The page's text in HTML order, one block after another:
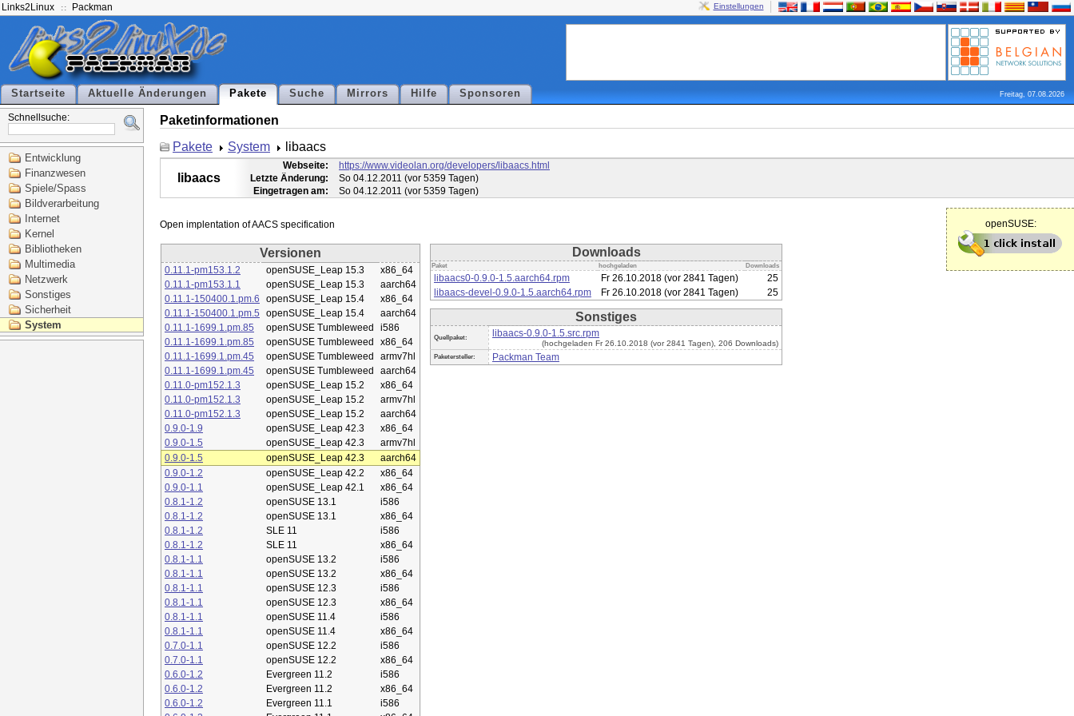
Links2Linux Packman Einstellungen
Startseite Aktuelle Änderungen Pakete Suche Mirrors Hilfe Sponsoren Freitag, 07.08.2026
Schnellsuche:
Entwicklung
Finanzwesen
Spiele/Spass
Bildverarbeitung
Internet
Kernel
Bibliotheken
Multimedia
Netzwerk
Sonstiges
Sicherheit
System
Paketinformationen
Pakete
System libaacs
libaacs
Webseite:
https://www.videolan.org/developers/libaacs.html
Letzte Änderung:
So 04.12.2011 (vor 5359 Tagen)
Eingetragen am:
So 04.12.2011 (vor 5359 Tagen)
openSUSE:
Versionen
0.11.1-pm153.1.2 openSUSE_Leap 15.3
x86_64
0.11.1-pm153.1.1
openSUSE_Leap 15.3
aarch64
0.11.1-150400.1.pm.6
openSUSE_Leap 15.4
x86_64
0.11.1-150400.1.pm.5
openSUSE_Leap 15.4
aarch64
0.11.1-1699.1.pm.85
openSUSE Tumbleweed
i586
0.11.1-1699.1.pm.85
openSUSE Tumbleweed
x86_64
0.11.1-1699.1.pm.45
openSUSE Tumbleweed
armv7hl
0.11.1-1699.1.pm.45
openSUSE Tumbleweed
aarch64
0.11.0-pm152.1.3
openSUSE_Leap 15.2
x86_64
0.11.0-pm152.1.3
openSUSE_Leap 15.2
armv7hl
0.11.0-pm152.1.3
openSUSE_Leap 15.2
aarch64
0.9.0-1.9
openSUSE_Leap 42.3
x86_64
0.9.0-1.5
openSUSE_Leap 42.3
armv7hl
0.9.0-1.5
openSUSE_Leap 42.3
aarch64
0.9.0-1.2
openSUSE_Leap 42.2
x86_64
0.9.0-1.1
openSUSE_Leap 42.1
x86_64
0.8.1-1.2
openSUSE 13.1
i586
0.8.1-1.2
openSUSE 13.1
x86_64
0.8.1-1.2
SLE 11
i586
0.8.1-1.2
SLE 11
x86_64
0.8.1-1.1
openSUSE 13.2
i586
0.8.1-1.1
openSUSE 13.2
x86_64
0.8.1-1.1
openSUSE 12.3
i586
0.8.1-1.1
openSUSE 12.3
x86_64
0.8.1-1.1
openSUSE 11.4
i586
0.8.1-1.1
openSUSE 11.4
x86_64
0.7.0-1.1
openSUSE 12.2
i586
0.7.0-1.1
openSUSE 12.2
x86_64
0.6.0-1.2
Evergreen 11.2
i586
0.6.0-1.2
Evergreen 11.2
x86_64
0.6.0-1.2
Evergreen 11.1
i586
Downloads
Paket hochgeladen Downloads
libaacs0-0.9.0-1.5.aarch64.rpm Fr 26.10.2018 (vor 2841 Tagen)
25
libaacs-devel-0.9.0-1.5.aarch64.rpm
Fr 26.10.2018 (vor 2841 Tagen) 25
Sonstiges
Quellpaket: libaacs-0.9.0-1.5.src.rpm
(hochgeladen Fr 26.10.2018 (vor 2841 Tagen), 206 Downloads)
Paketersteller: Packman Team